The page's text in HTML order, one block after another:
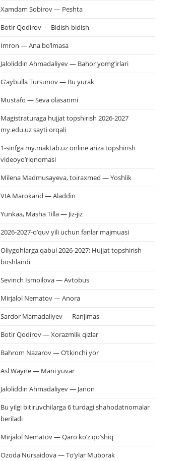
Xamdam Sobirov — Peshta
Botir Qodirov — Bidish-bidish
Imron — Ana bo’lmasa
Jaloliddin Ahmadaliyev — Bahor yomg’irlari
G’aybulla Tursunov — Bu yurak
Mustafo — Seva olasanmi
Magistraturaga hujjat topshirish 2026-2027
my.edu.uz sayti orqali
1-sinfga my.maktab.uz online ariza topshirish
videoyo’riqnomasi
Milena Madmusayeva, toiraxmed — Yoshlik
VIA Marokand — Aladdin
Yunkaa, Masha Tilla — Jiz-jiz
2026-2027-o’quv yili uchun fanlar majmuasi
Oliygohlarga qabul 2026-2027: Hujjat topshirish
boshlandi
Sevinch Ismoilova — Avtobus
Mirjalol Nematov — Anora
Sardor Mamadaliyev — Ranjimas
Botir Qodirov — Xorazmlik qizlar
Bahrom Nazarov — O’tkinchi yor
Asl Wayne — Mani yuvar
Jaloliddin Ahmadaliyev — Janon
Bu yilgi bitiruvchilarga 6 turdagi shahodatnomalar
beriladi
Mirjalol Nematov — Qaro ko’z qo’shiq
Ozoda Nursaidova — To’ylar Muborak